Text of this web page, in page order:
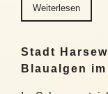
Weiterlesen
Stadt
Blaualgen